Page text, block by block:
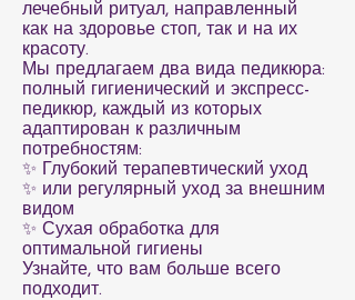
лечебный ритуал, направленный
как на здоровье стоп, так и на их
красоту.
Мы предлагаем два вида педикюра:
полный гигиенический и экспресс-
педикюр, каждый из которых
адаптирован к различным
потребностям:
✨ Глубокий терапевтический уход
✨ или регулярный уход за внешним
видом
✨ Сухая обработка для
оптимальной гигиены
Узнайте, что вам больше всего
подходит.